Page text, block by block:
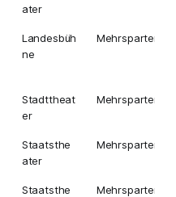
ater
Landesbüh
ne
Mehrsparten
Stadttheat
er
Mehrsparten
Staatsthe
ater
Mehrsparten
Staatsthe
Mehrsparten